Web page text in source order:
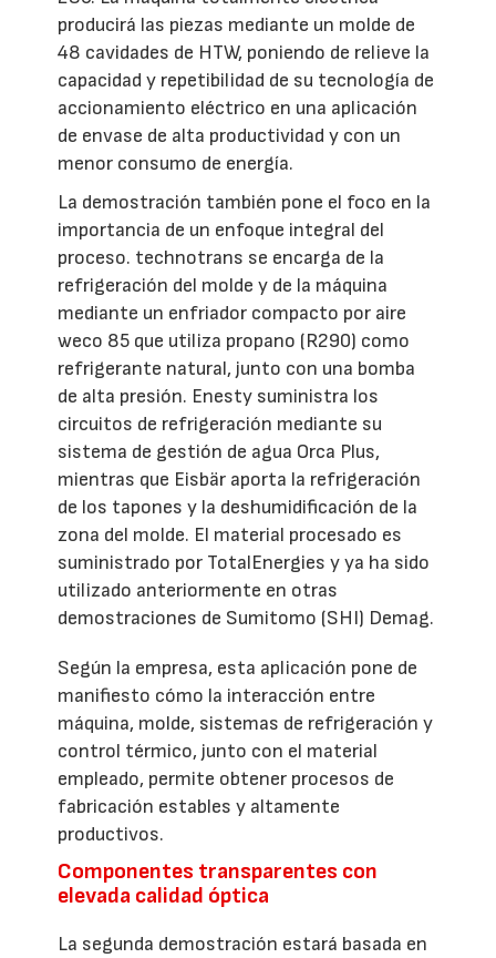
producirá las piezas mediante un molde de
48 cavidades de HTW, poniendo de relieve la
capacidad y repetibilidad de su tecnología de
accionamiento eléctrico en una aplicación
de envase de alta productividad y con un
menor consumo de energía.
La demostración también pone el foco en la
importancia de un enfoque integral del
proceso. technotrans se encarga de la
refrigeración del molde y de la máquina
mediante un enfriador compacto por aire
weco 85 que utiliza propano (R290) como
refrigerante natural, junto con una bomba
de alta presión. Enesty suministra los
circuitos de refrigeración mediante su
sistema de gestión de agua Orca Plus,
mientras que Eisbär aporta la refrigeración
de los tapones y la deshumidificación de la
zona del molde. El material procesado es
suministrado por TotalEnergies y ya ha sido
utilizado anteriormente en otras
demostraciones de Sumitomo (SHI) Demag.
Según la empresa, esta aplicación pone de
manifiesto cómo la interacción entre
máquina, molde, sistemas de refrigeración y
control térmico, junto con el material
empleado, permite obtener procesos de
fabricación estables y altamente
productivos.
Componentes transparentes con
elevada calidad óptica
La segunda demostración estará basada en